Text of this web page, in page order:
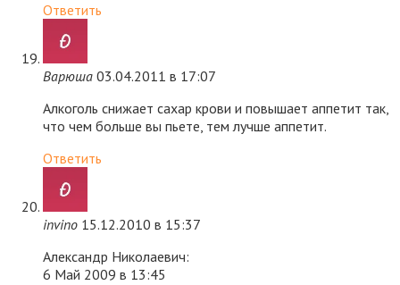
Ответить
Варюша 03.04.2011 в 17:07
Алкоголь снижает сахар крови и повышает аппетит так,
что чем больше вы пьете, тем лучше аппетит.
Ответить
invino 15.12.2010 в 15:37
Александр Николаевич:
6 Май 2009 в 13:45